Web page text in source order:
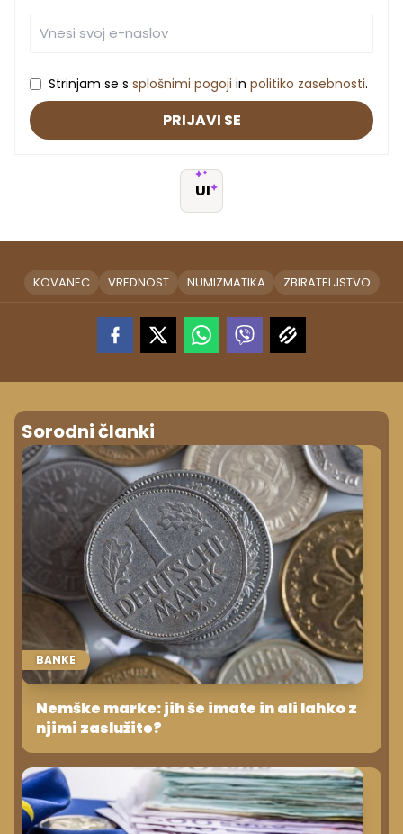
Strinjam se s splošnimi pogoji in politiko zasebnosti.
PRIJAVI SE
UI
KOVANEC VREDNOST NUMIZMATIKA ZBIRATELJSTVO
Sorodni članki
BANKE
Nemške marke: jih še imate in ali lahko z
njimi zaslužite?